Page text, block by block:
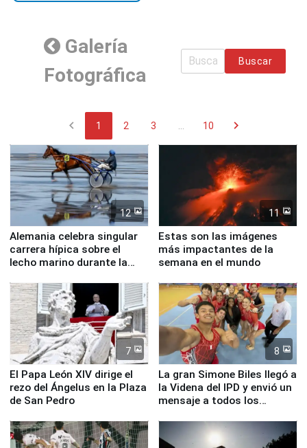
Galería
Fotográfica
Buscar
chevron_left 1 2 3 10 chevron_right
12
Alemania celebra singular
carrera hípica sobre el
lecho marino durante la
11
Estas son las imágenes
más impactantes de la
semana en el mundo
7
El Papa León XIV dirige el
rezo del Ángelus en la Plaza
de San Pedro
8
La gran Simone Biles llegó a
la Videna del IPD y envió un
mensaje a todos los